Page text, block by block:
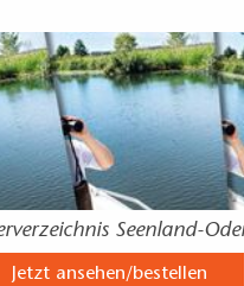
Seenland-
Jetzt ansehen/bestellen